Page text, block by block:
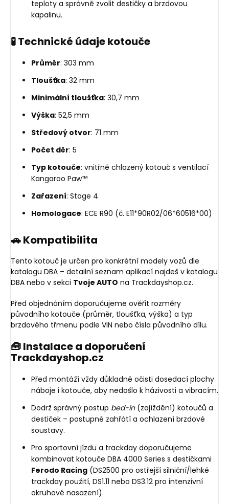
teploty a správně zvolit destičky a brzdovou
kapalinu.
🧪 Technické údaje kotouče
Průměr: 303 mm
Tloušťka: 32 mm
Minimální tloušťka: 30,7 mm
Výška: 52,5 mm
Středový otvor: 71 mm
Počet děr: 5
Typ kotouče: vnitřně chlazený kotouč s ventilací
Kangaroo Paw™
Zařazení: Stage 4
Homologace: ECE R90 (č. E11*90R02/06*60516*00)
🚗 Kompatibilita
Tento kotouč je určen pro konkrétní modely vozů dle
katalogu DBA – detailní seznam aplikací najdeš v katalogu
DBA nebo v sekci Tvoje AUTO na Trackdayshop.cz.
Před objednáním doporučujeme ověřit rozměry
původního kotouče (průměr, tloušťka, výška) a typ
brzdového třmenu podle VIN nebo čísla původního dílu.
🧰 Instalace a doporučení
Trackdayshop.cz
Před montáží vždy důkladně očisti dosedací plochy
náboje i kotouče, aby nedošlo k házivosti a vibracím.
Dodrž správný postup bed-in(zajíždění) kotoučů a
destiček – postupné zahřátí a ochlazení brzdové
soustavy.
Pro sportovní jízdu a trackday doporučujeme
kombinovat kotouče DBA 4000 Series s destičkami
Ferodo Racing (DS2500 pro ostřejší silniční/lehké
trackday použití, DS1.11 nebo DS3.12 pro intenzivní
okruhové nasazení).